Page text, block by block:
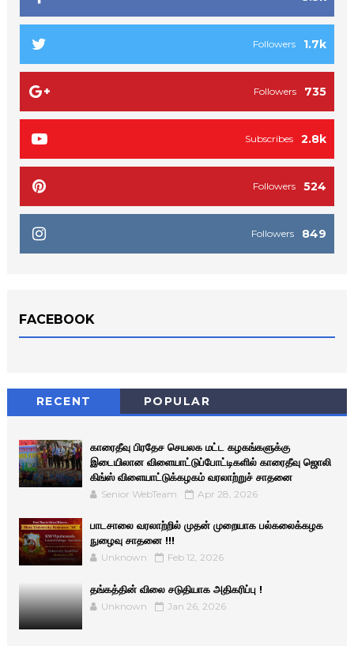
1.7k
Followers
735
Followers
2.8k
Subscribes
524
Followers
849
Followers
FACEBOOK
RECENT POPULAR
காரைதீவு பிரதேச செயலக மட்ட கழகங்களுக்கு
இடையிலான விளையாட்டுப்போட்டிகளில் காரைதீவு ஜொலி
கிங்ஸ் விளையாட்டுக்கழகம் வரலாற்றுச் சாதனை
Senior WebTeam Apr 28, 2026
பாடசாலை வரலாற்றில் முதன் முறையாக பல்கலைக்கழக
நுழைவு சாதனை !!!
Unknown Feb 12, 2026
தங்கத்தின் விலை சடுதியாக அதிகரிப்பு !
Unknown Jan 26, 2026